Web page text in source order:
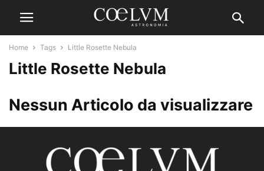
Home Tags Little Rosette Nebula
Little Rosette Nebula
Nessun Articolo da visualizzare